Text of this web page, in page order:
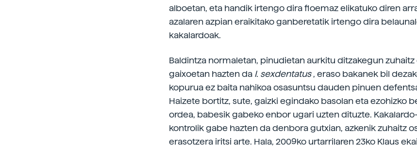
alboetan, eta handik irtengo dira floemaz elikatuko diren
azalaren azpian eraikitako ganberetatik irtengo dira
kakalardoak.
Baldintza normaletan, pinudietan aurkitu ditzakegun zuhaitz
gaixoetan hazten da I. sexdentatus, eraso bakanek bil
kopurua ez baita nahikoa osasuntsu dauden pinuen
Haizete bortitz, sute, gaizki egindako basolan eta ezohizko
ordea, babesik gabeko enbor ugari uzten dituzte.
kontrolik gabe hazten da denbora gutxian, azkenik zuhaitz
erasotzera iritsi arte. Hala, 2009ko urtarrilaren 23ko Klaus